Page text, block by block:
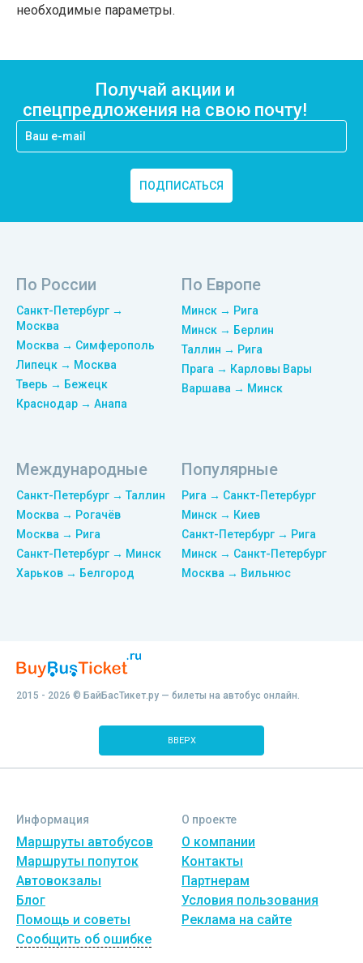
необходимые параметры.
Получай акции и
спецпредложения на свою почту!
ПОДПИСАТЬСЯ
По России
Санкт-Петербург →
Москва
Москва → Симферополь
Липецк → Москва
Тверь → Бежецк
Краснодар → Анапа
По Европе
Минск → Рига
Минск → Берлин
Таллин → Рига
Прага → Карловы Вары
Варшава → Минск
Международные
Санкт-Петербург → Таллин
Москва → Рогачёв
Москва → Рига
Санкт-Петербург → Минск
Харьков → Белгород
Популярные
Рига → Санкт-Петербург
Минск → Киев
Санкт-Петербург → Рига
Минск → Санкт-Петербург
Москва → Вильнюс
2015 - 2026 © БайБасТикет.ру — билеты на автобус онлайн.
ВВЕРХ
Информация
Маршруты автобусов
Маршруты попуток
Автовокзалы
Блог
Помощь и советы
Сообщить об ошибке
О проекте
О компании
Контакты
Партнерам
Условия пользования
Реклама на сайте